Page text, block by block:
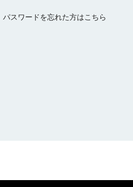
パスワードを忘れた方はこちら